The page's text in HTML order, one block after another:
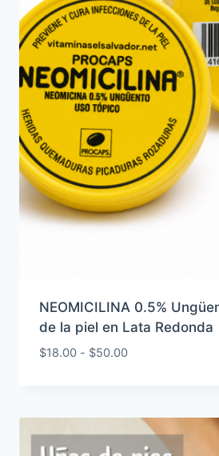
NEOMICILINA 0.5%
de la piel en Lata Redonda
$18.00 - $50.00Rango
$18.00
hasta